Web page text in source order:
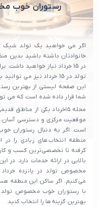
رستوران خوب
اگر می خواهید یک تولد شیک و
خانوادتان داشته باشید
در 15 خرداد نیاز خواهید
تولد در 15 خرداد نیز می
شما قرار داده شده است که می
محله ۱۵خرداد یکی از
موقعیت مرکزی و دسترسی
منطقه انتخاب‌های زیادی را در
گرفته تا تخصصی‌ترین کسب و
بالایی در ارائه خدمات دارد.
مخصوص تولد در پانزده خرداد
می‌کنیم. اگر ساکن این منطقه
بهترین گزینه‌ها را انتخاب کنید.